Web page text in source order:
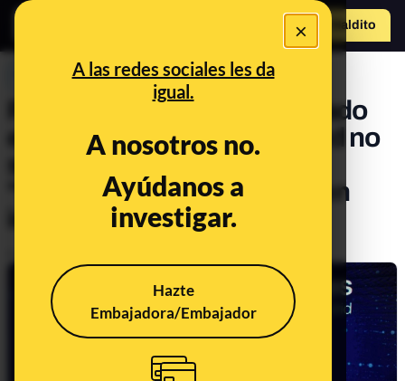
×
A las redes sociales les da
igual.
A nosotros no.
Ayúdanos a
investigar.
Hazte
Embajadora/Embajador
Hazte Maldito
PREBUNKING
Por qué el robot Sophia usado
en las elecciones de Madrid no
se puede considerar una
"innovación tecnológica" en
inteligencia artificial